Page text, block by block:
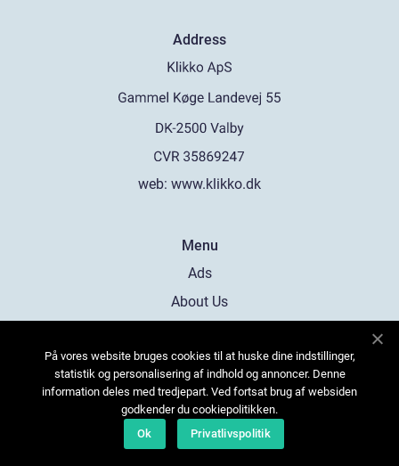
Address
web: www.klikko.dk
Menu
Ads
About Us
Contact
Sitemap
På vores website bruges cookies til at huske dine indstillinger,
statistik og personalisering af indhold og annoncer. Denne
information deles med tredjepart. Ved fortsat brug af websiden
godkender du cookiepolitikken.
Ok
Privatlivspolitik